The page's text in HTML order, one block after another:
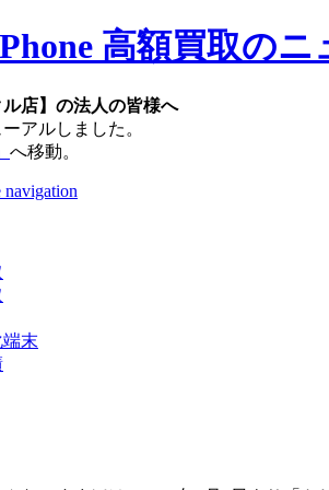
高額買取の
ル店】の法人の皆様へ
アルしました。
へ移動。
navigation
末